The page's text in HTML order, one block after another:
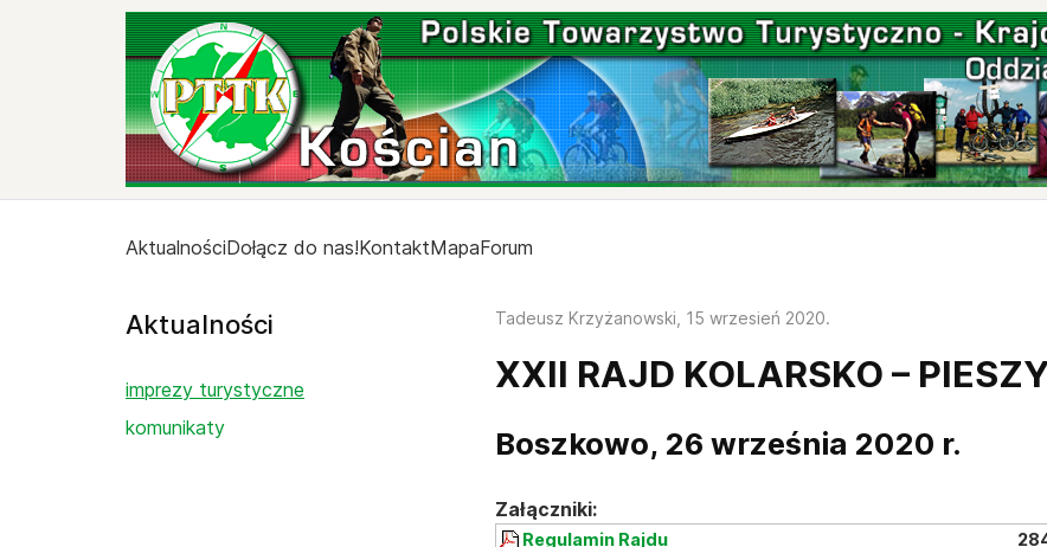
AktualnościDołącz do nas!KontaktMapaForum
Aktualności
imprezy turystyczne
komunikaty
Tadeusz Krzyżanowski, 15 wrzesień 2020.
XXII RAJD KOLARSKO –
Boszkowo, 26 września 2020 r.
Załączniki:
Regulamin Rajdu